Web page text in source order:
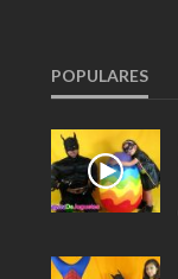
POPULARES